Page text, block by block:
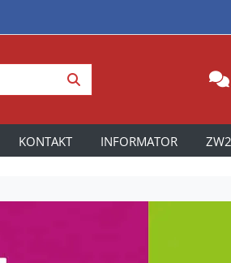
KONTAKT INFORMATOR